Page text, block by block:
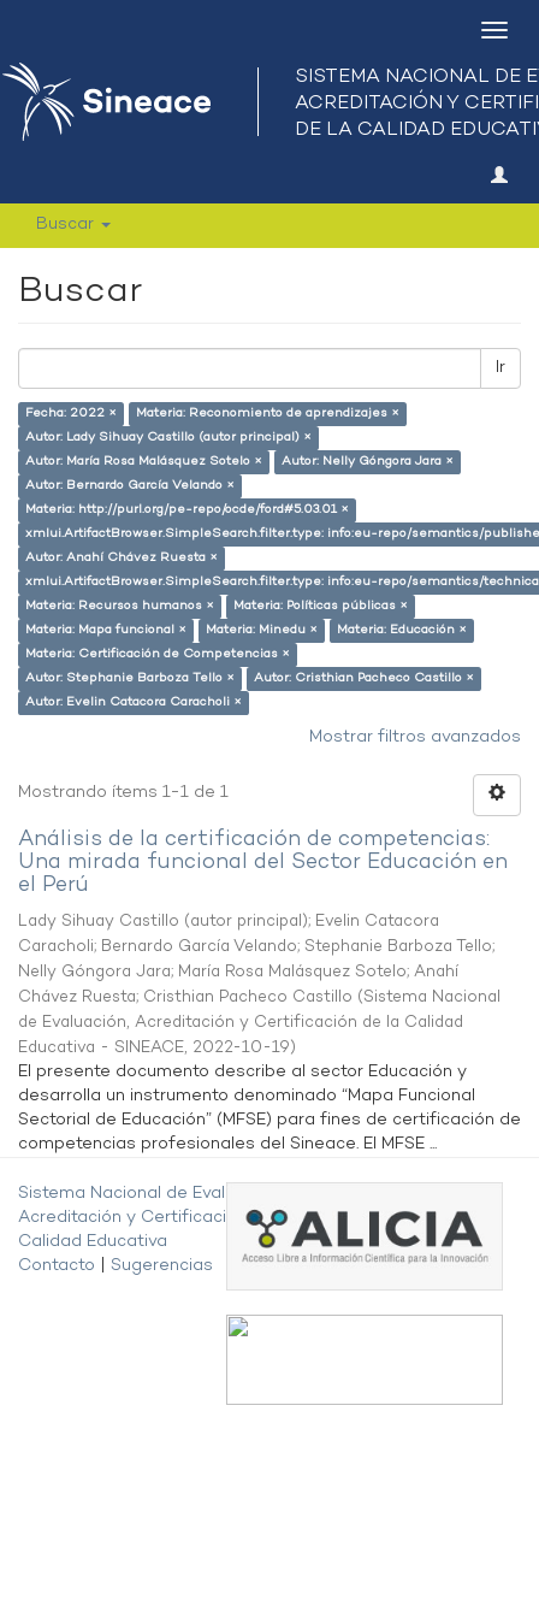
Buscar
Buscar
Ir
Fecha: 2022 ×
Materia: Reconomiento de aprendizajes ×
Autor: Lady Sihuay Castillo (autor principal) ×
Autor: María Rosa Malásquez Sotelo ×
Autor: Nelly Góngora Jara ×
Autor: Bernardo García Velando ×
Materia: http://purl.org/pe-repo/ocde/ford#5.03.01 ×
xmlui.ArtifactBrowser.SimpleSearch.filter.type: info:eu-repo/semantics/
Autor: Anahí Chávez Ruesta ×
xmlui.ArtifactBrowser.SimpleSearch.filter.type: info:eu-repo/semantics/
Materia: Recursos humanos ×
Materia: Políticas públicas ×
Materia: Mapa funcional ×
Materia: Minedu ×
Materia: Educación ×
Materia: Certificación de Competencias ×
Autor: Stephanie Barboza Tello ×
Autor: Cristhian Pacheco Castillo ×
Autor: Evelin Catacora Caracholi ×
Mostrar filtros avanzados
Mostrando ítems 1-1 de 1
Análisis de la certificación de competencias:
Una mirada funcional del Sector Educación en
el Perú
Lady Sihuay Castillo (autor principal); Evelin Catacora
Caracholi; Bernardo García Velando; Stephanie Barboza Tello;
Nelly Góngora Jara; María Rosa Malásquez Sotelo; Anahí
Chávez Ruesta; Cristhian Pacheco Castillo (Sistema Nacional
de Evaluación, Acreditación y Certificación de la Calidad
Educativa - SINEACE, 2022-10-19)
El presente documento describe al sector Educación y
desarrolla un instrumento denominado “Mapa Funcional
Sectorial de Educación” (MFSE) para fines de certificación de
competencias profesionales del Sineace. El MFSE ...
Sistema Nacional de Evaluación,
Acreditación y Certificación de la
Calidad Educativa
Contacto
Sugerencias